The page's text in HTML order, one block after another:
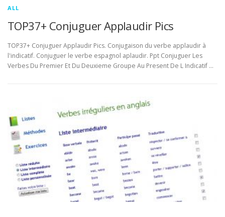
ALL
TOP37+ Conjuguer Applaudir Pics
TOP37+ Conjuguer Applaudir Pics. Conjugaison du verbe applaudir à
l'indicatif. Conjuguer le verbe espagnol aplaudir. Ppt Conjuguer Les
Verbes Du Premier Et Du Deuxieme Groupe Au Present De L Indicatif …